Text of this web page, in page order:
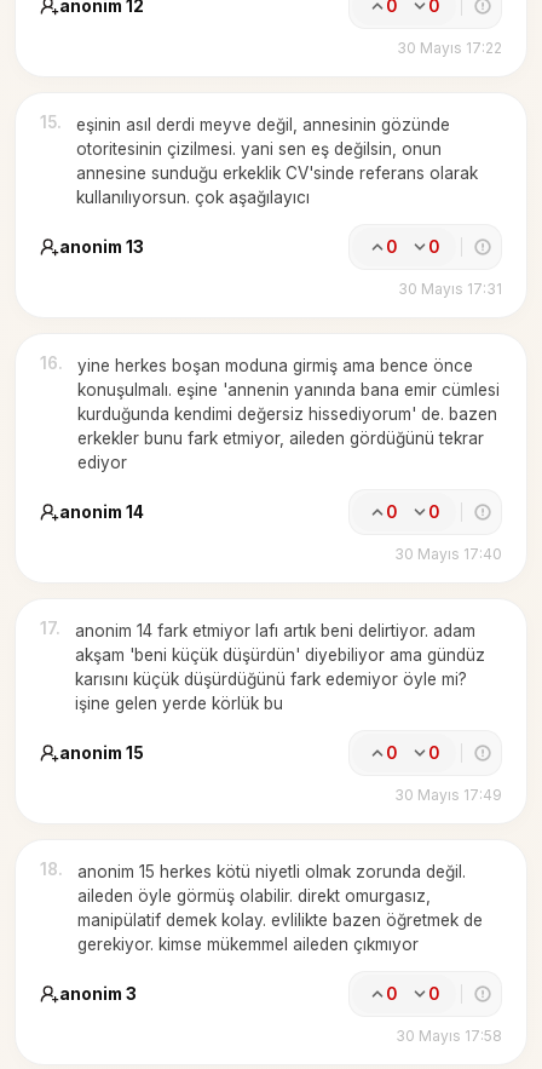
anonim 12 0 0
30 Mayıs 17:22
15.
eşinin asıl derdi meyve değil, annesinin gözünde
otoritesinin çizilmesi. yani sen eş değilsin, onun
annesine sunduğu erkeklik CV'sinde referans olarak
kullanılıyorsun. çok aşağılayıcı
anonim 13 0 0
30 Mayıs 17:31
16.
yine herkes boşan moduna girmiş ama bence önce
konuşulmalı. eşine 'annenin yanında bana emir cümlesi
kurduğunda kendimi değersiz hissediyorum' de. bazen
erkekler bunu fark etmiyor, aileden gördüğünü tekrar
ediyor
anonim 14 0 0
30 Mayıs 17:40
17.
anonim 14 fark etmiyor lafı artık beni delirtiyor. adam
akşam 'beni küçük düşürdün' diyebiliyor ama gündüz
karısını küçük düşürdüğünü fark edemiyor öyle mi?
işine gelen yerde körlük bu
anonim 15 0 0
30 Mayıs 17:49
18.
anonim 15 herkes kötü niyetli olmak zorunda değil.
aileden öyle görmüş olabilir. direkt omurgasız,
manipülatif demek kolay. evlilikte bazen öğretmek de
gerekiyor. kimse mükemmel aileden çıkmıyor
anonim 3 0 0
30 Mayıs 17:58